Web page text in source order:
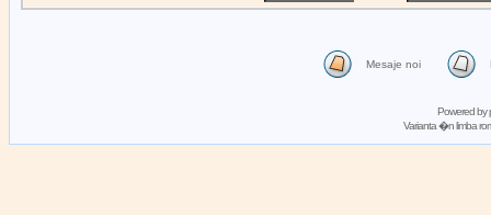
Mesaje noi
Powered by
Varianta �n limba